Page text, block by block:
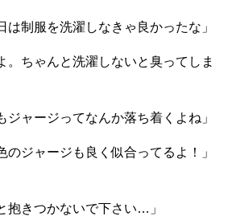
は制服を洗濯しなきゃ良かったな」
。ちゃんと洗濯しないと臭ってしま
ジャージってなんか落ち着くよね」
のジャージも良く似合ってるよ！」
抱きつかないで下さい…」